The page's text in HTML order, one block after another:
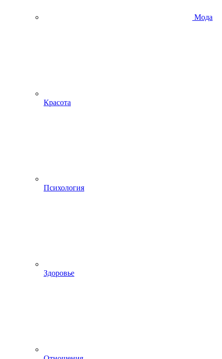
Мода
Красота
Психология
Здоровье